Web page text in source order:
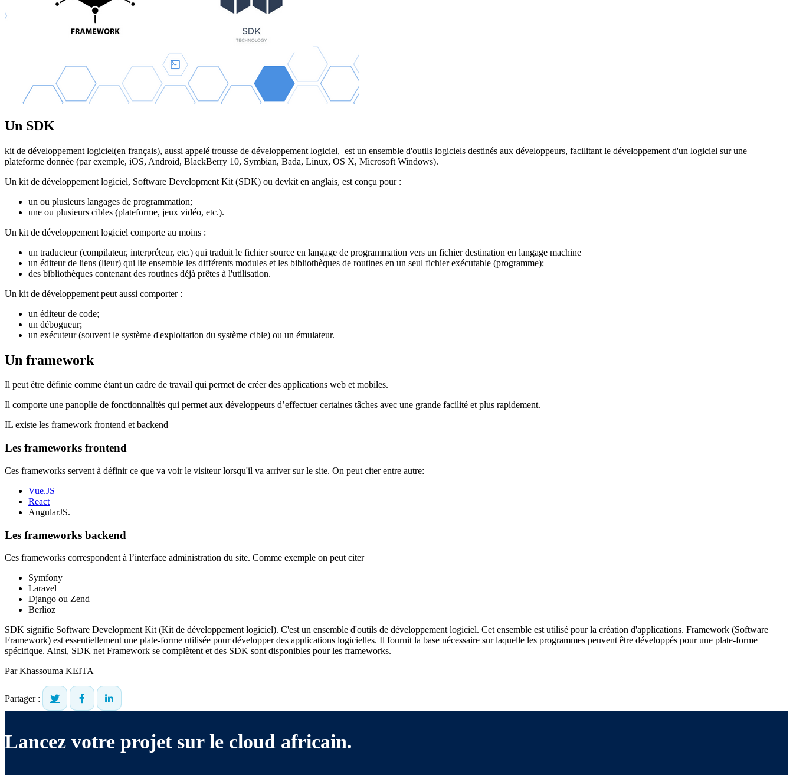
Un SDK
kit de développement logiciel(en français), aussi appelé trousse de développement logiciel, est un ensemble d'outils logiciels destinés aux développeurs, facilitant le développement d'un logiciel sur une
plateforme donnée (par exemple, iOS, Android, BlackBerry 10, Symbian, Bada, Linux, OS X, Microsoft Windows).
Un kit de développement logiciel, Software Development Kit (SDK) ou devkit en anglais, est conçu pour :
un ou plusieurs langages de programmation;
une ou plusieurs cibles (plateforme, jeux vidéo, etc.).
Un kit de développement logiciel comporte au moins :
un traducteur (compilateur, interpréteur, etc.) qui traduit le fichier source en langage de programmation vers un fichier destination en langage machine
un éditeur de liens (lieur) qui lie ensemble les différents modules et les bibliothèques de routines en un seul fichier exécutable (programme);
des bibliothèques contenant des routines déjà prêtes à l'utilisation.
Un kit de développement peut aussi comporter :
un éditeur de code;
un débogueur;
un exécuteur (souvent le système d'exploitation du système cible) ou un émulateur.
Un framework
Il peut être définie comme étant un cadre de travail qui permet de créer des applications web et mobiles.
Il comporte une panoplie de fonctionnalités qui permet aux développeurs d’effectuer certaines tâches avec une grande facilité et plus rapidement.
IL existe les framework frontend et backend
Les frameworks frontend
Ces frameworks servent à définir ce que va voir le visiteur lorsqu'il va arriver sur le site. On peut citer entre autre:
Vue.JS
React
AngularJS.
Les frameworks backend
Ces frameworks correspondent à l’interface administration du site. Comme exemple on peut citer
Symfony
Laravel
Django ou Zend
Berlioz
SDK signifie Software Development Kit (Kit de développement logiciel). C'est un ensemble d'outils de développement logiciel. Cet ensemble est utilisé pour la création d'applications. Framework (Software
Framework) est essentiellement une plate-forme utilisée pour développer des applications logicielles. Il fournit la base nécessaire sur laquelle les programmes peuvent être développés pour une plate-forme
spécifique. Ainsi, SDK net Framework se complètent et des SDK sont disponibles pour les frameworks.
ParKhassouma KEITA
Partager :
Lancez votre projet sur le cloud africain.